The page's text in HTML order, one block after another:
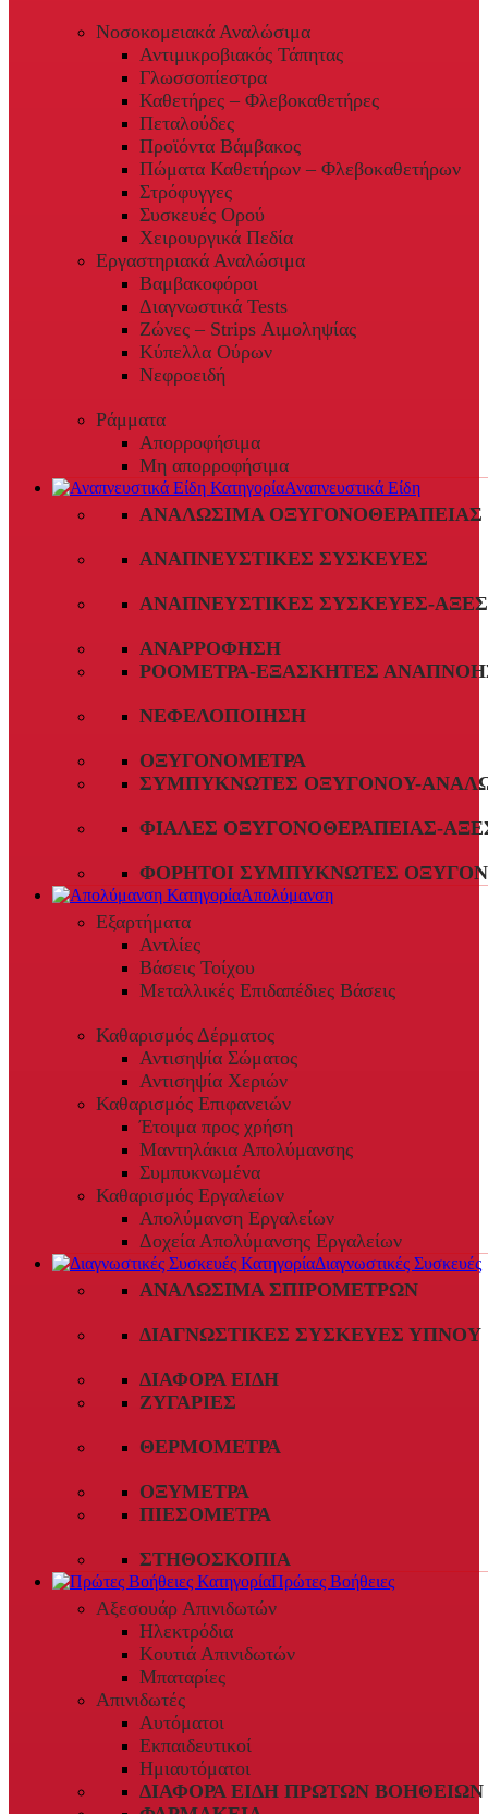
Νοσοκομειακά Αναλώσιμα
Αντιμικροβιακός Τάπητας
Γλωσσοπίεστρα
Καθετήρες – Φλεβοκαθετήρες
Πεταλούδες
Προϊόντα Βάμβακος
Πώματα Καθετήρων – Φλεβοκαθετήρων
Στρόφυγγες
Συσκευές Ορού
Χειρουργικά Πεδία
Εργαστηριακά Αναλώσιμα
Βαμβακοφόροι
Διαγνωστικά Tests
Ζώνες – Strips Αιμοληψίας
Κύπελλα Ούρων
Νεφροειδή
Ράμματα
Απορροφήσιμα
Μη απορροφήσιμα
Αναπνευστικά Είδη
ΑΝΑΛΏΣΙΜΑ ΟΞΥΓΟΝΟΘΕΡΑΠΕΊΑΣ
ΑΝΑΠΝΕΥΣΤΙΚΈΣ ΣΥΣΚΕΥΈΣ
ΑΝΑΠΝΕΥΣΤΙΚΈΣ ΣΥΣΚΕΥΈΣ-
ΑΝΑΡΡΌΦΗΣΗ
ΡΟΌΜΕΤΡΑ-ΕΞΑΣΚΗΤΈΣ
ΝΕΦΕΛΟΠΟΊΗΣΗ
ΟΞΥΓΟΝΌΜΕΤΡΑ
ΣΥΜΠΥΚΝΩΤΈΣ ΟΞΥΓΌΝΟΥ-
ΦΙΆΛΕΣ ΟΞΥΓΟΝΟΘΕΡΑΠΕΊΑΣ-
ΦΟΡΗΤΟΊ ΣΥΜΠΥΚΝΩΤΈΣ
Απολύμανση
Εξαρτήματα
Αντλίες
Βάσεις Τοίχου
Μεταλλικές Επιδαπέδιες Βάσεις
Καθαρισμός Δέρματος
Αντισηψία Σώματος
Αντισηψία Χεριών
Καθαρισμός Επιφανειών
Έτοιμα προς χρήση
Μαντηλάκια Απολύμανσης
Συμπυκνωμένα
Καθαρισμός Εργαλείων
Απολύμανση Εργαλείων
Δοχεία Απολύμανσης Εργαλείων
Διαγνωστικές Συσκευές
ΑΝΑΛΏΣΙΜΑ ΣΠΙΡΟΜΈΤΡΩΝ
ΔΙΑΓΝΩΣΤΙΚΈΣ ΣΥΣΚΕΥΈΣ ΎΠΝΟΥ
ΔΙΆΦΟΡΑ ΕΊΔΗ
ΖΥΓΑΡΙΈΣ
ΘΕΡΜΌΜΕΤΡΑ
ΟΞΎΜΕΤΡΑ
ΠΙΕΣΌΜΕΤΡΑ
ΣΤΗΘΟΣΚΌΠΙΑ
Πρώτες Βοήθειες
Αξεσουάρ Απινιδωτών
Ηλεκτρόδια
Κουτιά Απινιδωτών
Μπαταρίες
Απινιδωτές
Αυτόματοι
Εκπαιδευτικοί
Ημιαυτόματοι
ΔΙΆΦΟΡΑ ΕΊΔΗ ΠΡΏΤΩΝ ΒΟΗΘΕΙΏΝ